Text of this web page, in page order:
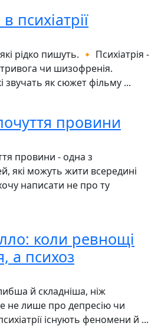
психіатрії
рідко пишуть. 🔸 Психіатрія -
чи шизофренія.
звучать як сюжет фільму ...
провини
провини - одна з
які можуть жити всередині
написати не про ту
коли ревнощі
а психоз
й складніша, ніж
не лише про депресію чи
існують феномени й ...